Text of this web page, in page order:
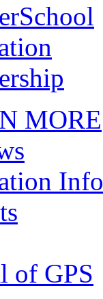
MORE
Info
of GPS